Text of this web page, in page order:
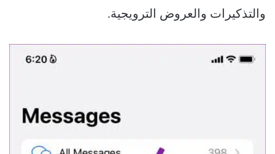
والتذكيرات والعروض الترويجية.